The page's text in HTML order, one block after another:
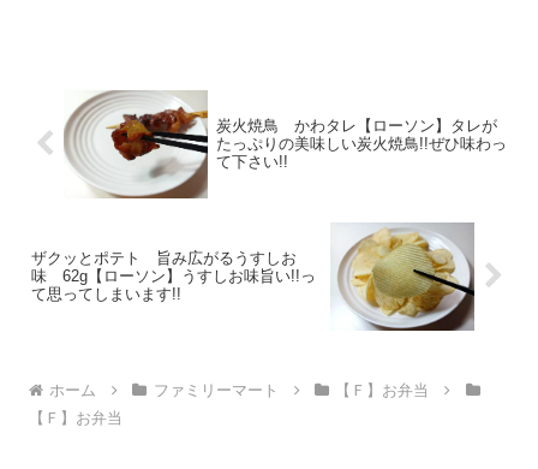
炭火焼鳥 かわタレ【ローソン】タレが
たっぷりの美味しい炭火焼鳥!!ぜひ味わっ
て下さい!!
ザクッとポテト 旨み広がるうすしお
味 62g【ローソン】うすしお味旨い!!っ
て思ってしまいます!!
ホーム ファミリーマート
【Ｆ】お弁当
【Ｆ】お弁当